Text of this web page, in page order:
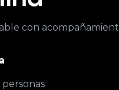
con
personas